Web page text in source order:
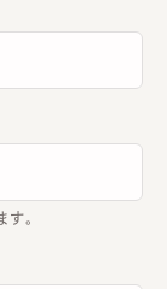
。